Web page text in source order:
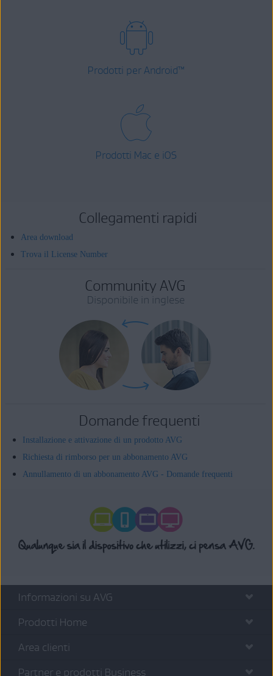
Prodotti per Android™
Prodotti Mac e iOS
Collegamenti rapidi
Area download
Trova il License Number
Community AVG
Disponibile in inglese
Domande frequenti
Installazione e attivazione di un prodotto AVG
Richiesta di rimborso per un abbonamento AVG
Annullamento di un abbonamento AVG - Domande frequenti
Informazioni su AVG
Prodotti Home
Area clienti
Partner e prodotti Business